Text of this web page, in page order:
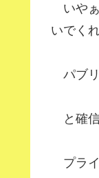
いやぁ
いでく
パブリ
と確信
プライ